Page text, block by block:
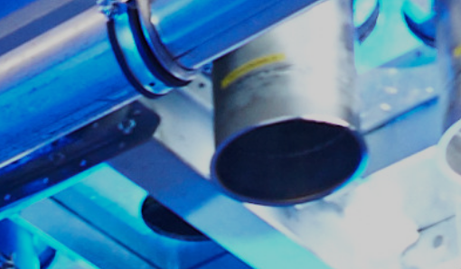
MAGYAR
فارسی
NEDERLANDS
ROMÂNESC
SUOMALAINEN
SLOVENSKÁ
DANSK
ΕΛΛΗΝΙΚΉ